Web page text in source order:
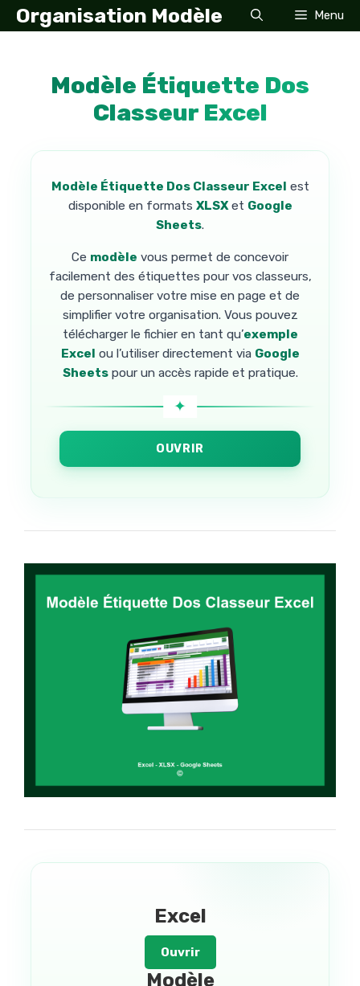
AllerOrganisation Modèle Menu
Modèle Étiquette Dos
Classeur Excel
Modèle Étiquette Dos Classeur Excel est
disponible en formats XLSXet Google
Sheets.
Ce modèle vous permet de concevoir
facilement des étiquettes pour vos classeurs,
de personnaliser votre mise en page et de
simplifier votre organisation. Vous pouvez
télécharger le fichier en tant qu’exemple
Excel ou l’utiliser directement via Google
Sheetspour un accès rapide et pratique.
OUVRIR
Excel
Ouvrir
Modèle